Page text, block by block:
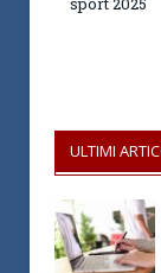
ULTIMI